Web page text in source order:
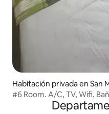
Habitación privada en San
#6 Room. A/C, TV, Wifi,